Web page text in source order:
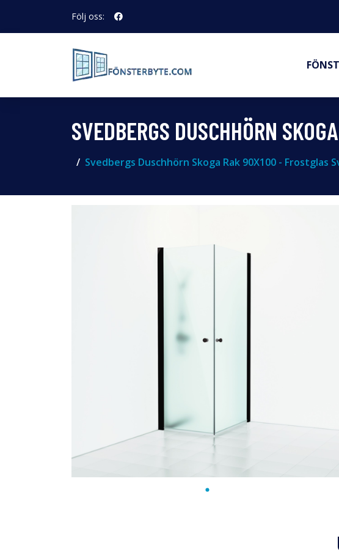
Följ oss:
SVEDBERGS DUSCHHÖRN
Svedbergs Duschhörn Skoga Rak 90X100 - Frostglas